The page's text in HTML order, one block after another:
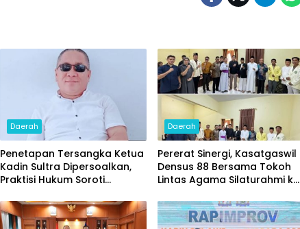
Daerah
Penetapan Tersangka Ketua
Kadin Sultra Dipersoalkan,
Praktisi Hukum Soroti
Daerah
Pererat Sinergi, Kasatgaswil
Densus 88 Bersama Tokoh
Lintas Agama Silaturahmi ke
Kemenag Sultra